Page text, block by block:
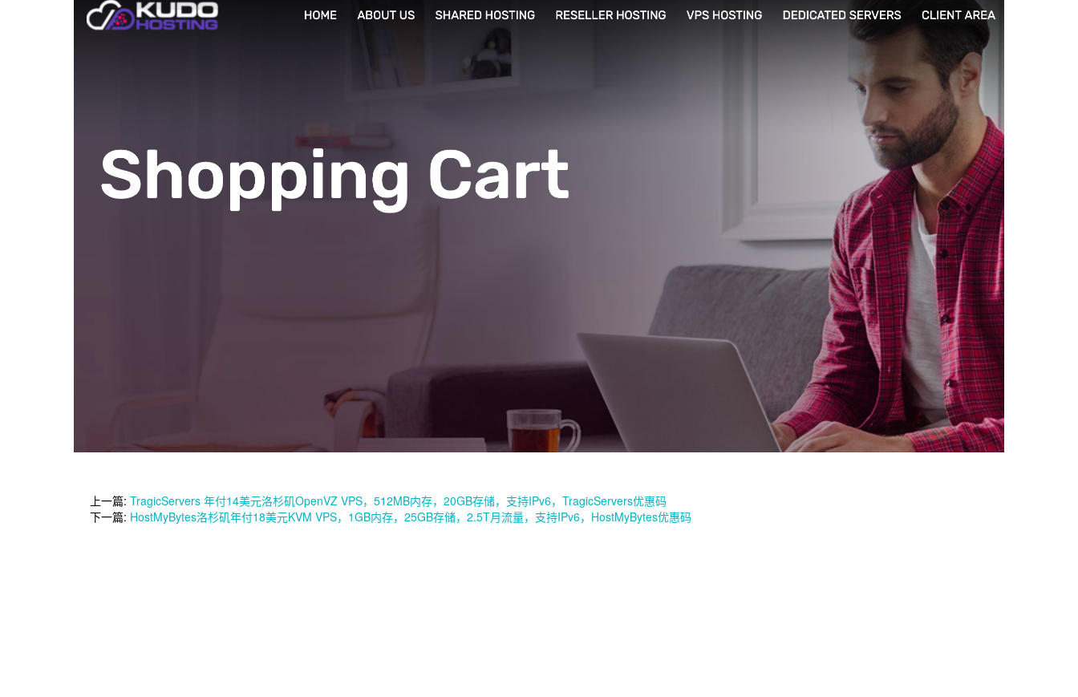
上一篇: TragicServers 年付14美元洛杉矶OpenVZ VPS，512MB内存，20GB存储，支持IPv6，TragicServers优惠码
下一篇: HostMyBytes洛杉矶年付18美元KVM VPS，1GB内存，25GB存储，2.5T月流量，支持IPv6，HostMyBytes优惠码